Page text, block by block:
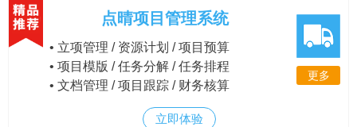
点晴项目管理系统
• 立项管理 / 资源计划 / 项目预算
• 项目模版 / 任务分解 / 任务排程
• 文档管理 / 项目跟踪 / 财务核算
更多
立即体验